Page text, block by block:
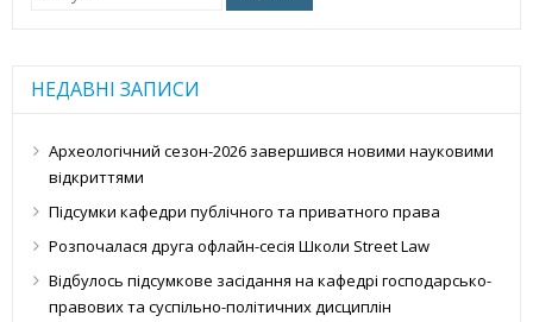
НЕДАВНІ ЗАПИСИ
Археологічний сезон-2026 завершився новими науковими
відкриттями
Підсумки кафедри публічного та приватного права
Розпочалася друга офлайн-сесія Школи Street Law
Відбулось підсумкове засідання на кафедрі господарсько-
правових та суспільно-політичних дисциплін